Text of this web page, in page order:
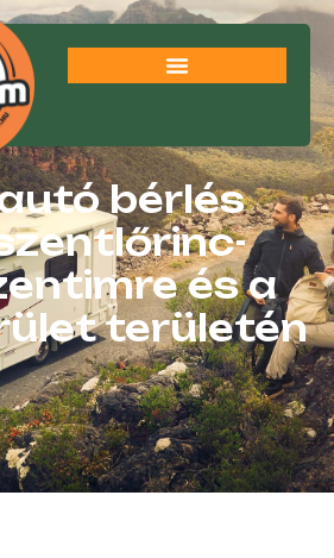
bérlés
és a
területén